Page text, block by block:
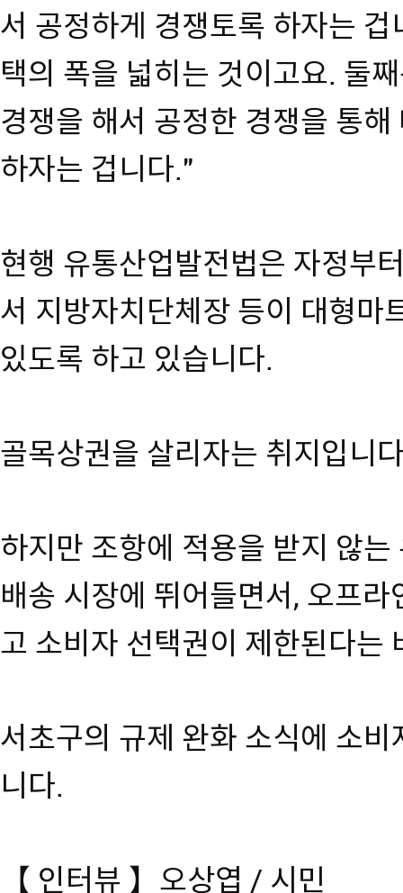
서 공정하게 경쟁토록 하자는
택의 폭을 넓히는 것이고요. 둘
경쟁을 해서 공정한 경쟁을 통
하자는 겁니다."
현행 유통산업발전법은 자정부
서 지방자치단체장 등이 대형마
있도록 하고 있습니다.
골목상권을 살리자는 취지입니
하지만 조항에 적용을 받지 않
배송 시장에 뛰어들면서, 오프
고 소비자 선택권이 제한된다는
서초구의 규제 완화 소식에 소
니다.
【 인터뷰 】오상엽 / 시민